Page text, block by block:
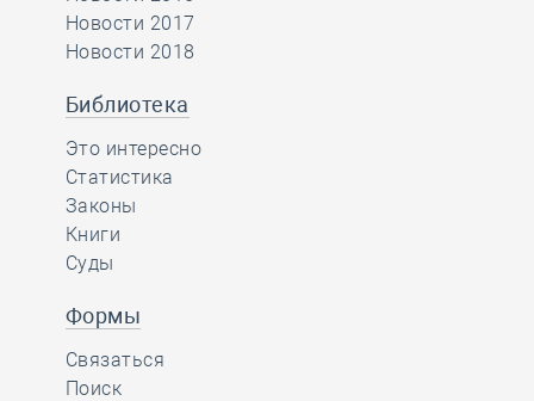
Новости 2017
Новости 2018
Библиотека
Это интересно
Статистика
Законы
Книги
Суды
Формы
Связаться
Поиск